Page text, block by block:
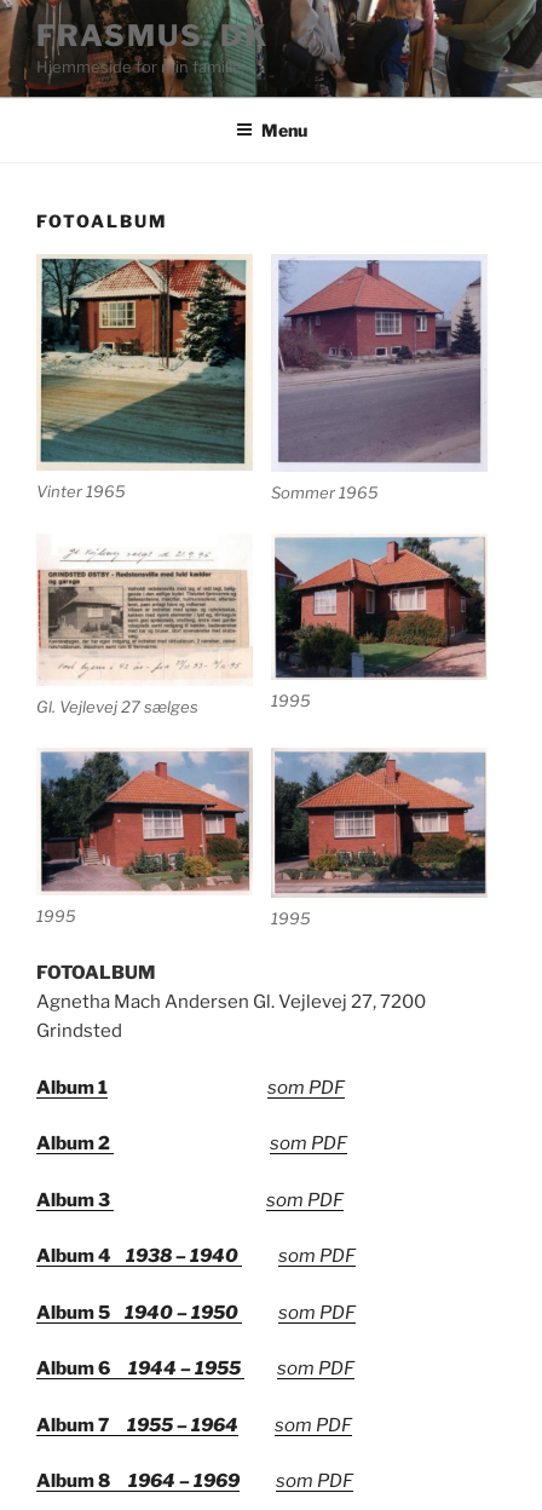
Videre
til
indhold
FRASMUS. DK
Hjemmeside for min familie
Menu
FOTOALBUM
Vinter 1965 Sommer 1965
Gl. Vejlevej 27 sælges 1995
1995 1995
FOTOALBUM
Agnetha Mach Andersen Gl. Vejlevej 27, 7200
Grindsted
Album 1 som PDF
Album 2 som PDF
Album 3 som PDF
Album 4 1938 – 1940 som PDF
Album 5 1940 – 1950 som PDF
Album 6 1944 – 1955 som PDF
Album 7 1955 – 1964 som PDF
Album 8 1964 – 1969 som PDF